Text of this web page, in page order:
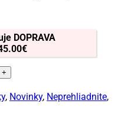
DOPRAVA
, Novinky, Neprehliadnite,